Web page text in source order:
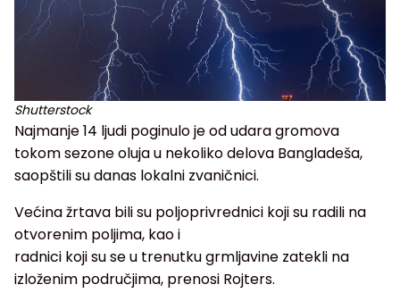
Shutterstock
Najmanje 14 ljudi poginulo je od udara gromova
tokom sezone oluja u nekoliko delova Bangladeša,
saopštili su danas lokalni zvaničnici.
Većina žrtava bili su poljoprivrednici koji su radili na
otvorenim poljima, kao i
radnici koji su se u trenutku grmljavine zatekli na
izloženim područjima, prenosi Rojters.